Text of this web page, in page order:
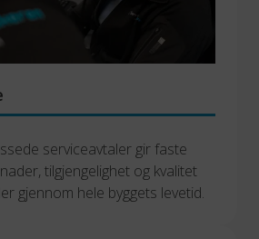
serviceavtaler gir faste
tilgjengelighet og kvalitet
gjennom hele byggets levetid.